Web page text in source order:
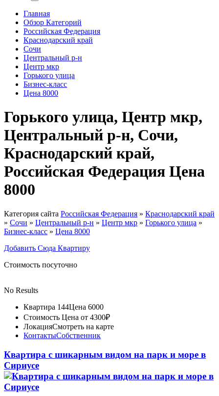
Главная
Обзор Категорий
Российская Федерация
Краснодарский край
Сочи
Центральный р-н
Центр мкр
Горького улица
Бизнес-класс
Цена 8000
Горького улица, Центр мкр,
Центральный р-н, Сочи,
Краснодарский край,
Российская Федерация Цена
8000
Категория сайта Российская Федерация » Краснодарский край
» Сочи » Центральный р-н » Центр мкр » Горького улица »
Бизнес-класс » Цена 8000
Добавить Сюда Квартиру
Стоимость посуточно
No Results
Квартира 144Цена 6000
Стоимость Цена от 4300₽
ЛокацияСмотреть на карте
КонтактыСобственник
Квартира с шикарным видом на парк и море в
Сириусе